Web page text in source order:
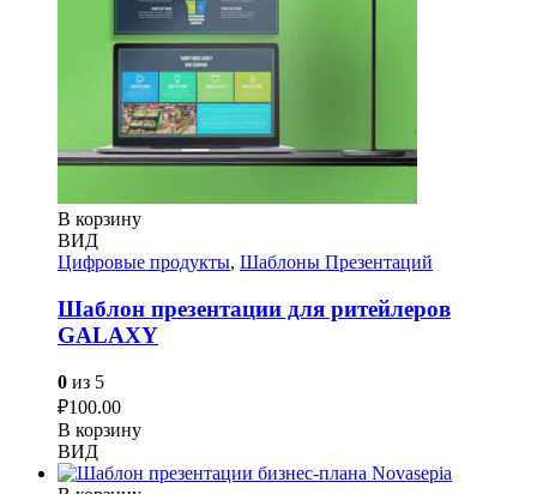
В корзину
ВИД
Цифровые продукты, Шаблоны Презентаций
Шаблон презентации для ритейлеров
GALAXY
0 из 5
₽100.00
В корзину
ВИД